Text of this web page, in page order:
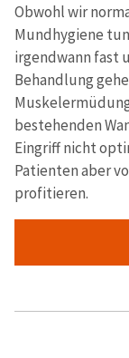
Obwohl wir
Mundhygiene
irgendwann fast
Behandlung
bestehenden
Eingriff nicht
Patienten aber
profitieren.